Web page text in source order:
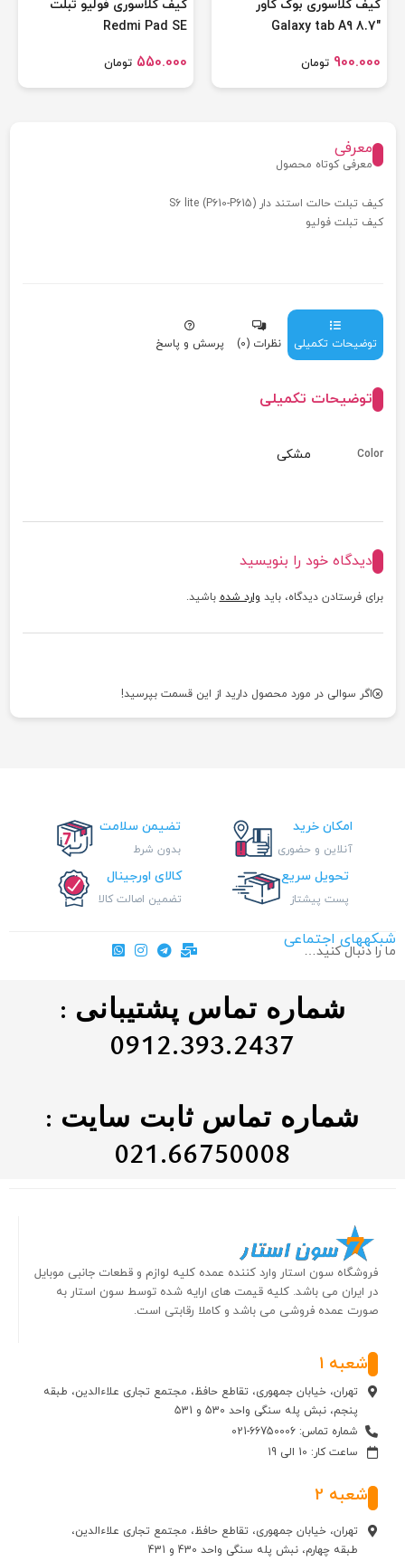
کیف کلاسوری بوک کاور
Galaxy tab A9 8.7"
تومان900.000
کیف کلاسوری فولیو تبلت
Redmi Pad SE
تومان550.000
معرفی
معرفی کوتاه محصول
کیف تبلت حالت استند دار S6 lite (P610-P615)
کیف تبلت فولیو
توضیحات تکمیلی نظرات (0) پرسش و پاسخ
توضیحات تکمیلی
Color مشکی
دیدگاه خود را بنویسید
برای فرستادن دیدگاه، باید وارد شده باشید.
اگر سوالی در مورد محصول دارید از این قسمت بپرسید!
امکان خرید
آنلاین و حضوری
تضیمن سلامت
بدون شرط
تحویل سریع
پست پیشتاز
کالای اورجینال
تضمین اصالت کالا
شبکههای اجتماعی
ما را دنبال کنید…
شماره تماس پشتیبانی :
0912.393.2437
شماره تماس ثابت سایت :
021.66750008
فروشگاه سون استار وارد کننده عمده کلیه لوازم و قطعات جانبی موبایل
در ایران می باشد. کلیه قیمت های ارایه شده توسط سون استار به
صورت عمده فروشی می باشد و کاملا رقابتی است.
شعبه 1
تهران، خیابان جمهوری، تقاطع حافظ، مجتمع تجاری علاءالدین، طبقه
پنجم، نبش پله سنگی واحد 530 و 531
شماره تماس: 66750006-021
ساعت کار: 10 الی 19
شعبه 2
تهران، خیابان جمهوری، تقاطع حافظ، مجتمع تجاری علاءالدین،
طبقه چهارم، نبش پله سنگی واحد 430 و 431